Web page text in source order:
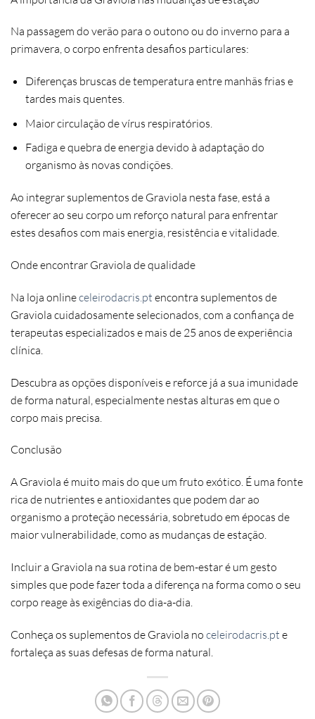
Na passagem do verão para o outono ou do inverno para a
primavera, o corpo enfrenta desafios particulares:
Diferenças bruscas de temperatura entre manhãs frias e
tardes mais quentes.
Maior circulação de vírus respiratórios
Fadiga e quebra de energia devido à adaptação do
organismo às novas condições.
Ao integrar suplementos de Graviola nesta fase, está a
oferecer ao seu corpo um reforço natural para enfrentar
estes desafios com mais energia, resistência e vitalidade.
Onde encontrar Graviola de qualidade
Na loja onlineceleirodacris.pt encontra suplementos de
Graviola cuidadosamente selecionados, com a confiança de
terapeutas especializados e mais de 25 anos de experiência
clínica.
Descubra as opções disponíveis e reforce já a sua imunidade
de forma natural, especialmente nestas alturas em que o
corpo mais precisa.
Conclusão
A Graviola é muito mais do que um fruto exótico. É uma fonte
rica de nutrientes e antioxidantes que podem dar ao
organismo a proteção necessária, sobretudo em épocas de
maior vulnerabilidade, como as mudanças de estação.
Incluir a Graviola na sua rotina de bem-estar é um gesto
simples que pode fazer toda a diferença na forma como o seu
corpo reage às exigências do dia-a-dia.
Conheça os suplementos de Graviola no celeirodacris.pt e
fortaleça as suas defesas de forma natural.